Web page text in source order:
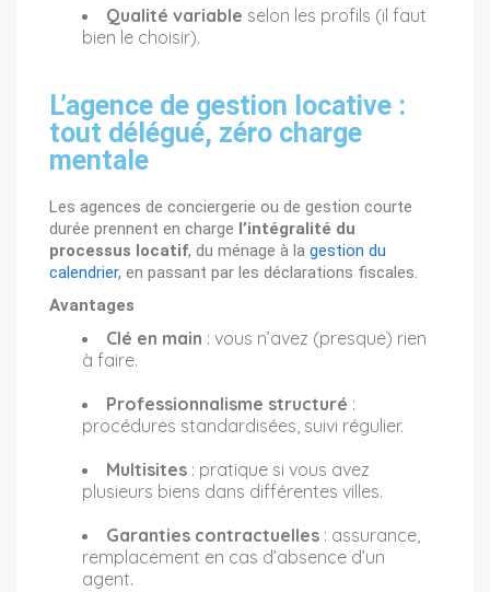
Qualité variable selon les profils (il faut
bien le choisir).
L’agence de gestion locative :
tout délégué, zéro charge
mentale
Les agences de conciergerie ou de gestion courte
durée prennent en charge l’intégralité du
processus locatif, du ménage à la gestion du
calendrier, en passant par les déclarations fiscales.
Avantages
Clé en main : vous n’avez (presque) rien
à faire.
Professionnalisme structuré :
procédures standardisées, suivi régulier.
Multisites : pratique si vous avez
plusieurs biens dans différentes villes.
Garanties contractuelles : assurance,
remplacement en cas d’absence d’un
agent.